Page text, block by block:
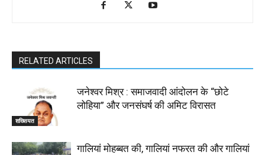
RELATED ARTICLES
शख्सियत
जनेश्वर मिश्र : समाजवादी आंदोलन के “छोटे
लोहिया” और जनसंघर्ष की अमिट विरासत
गालियां मोहब्बत की, गालियां नफरत की और गालियां